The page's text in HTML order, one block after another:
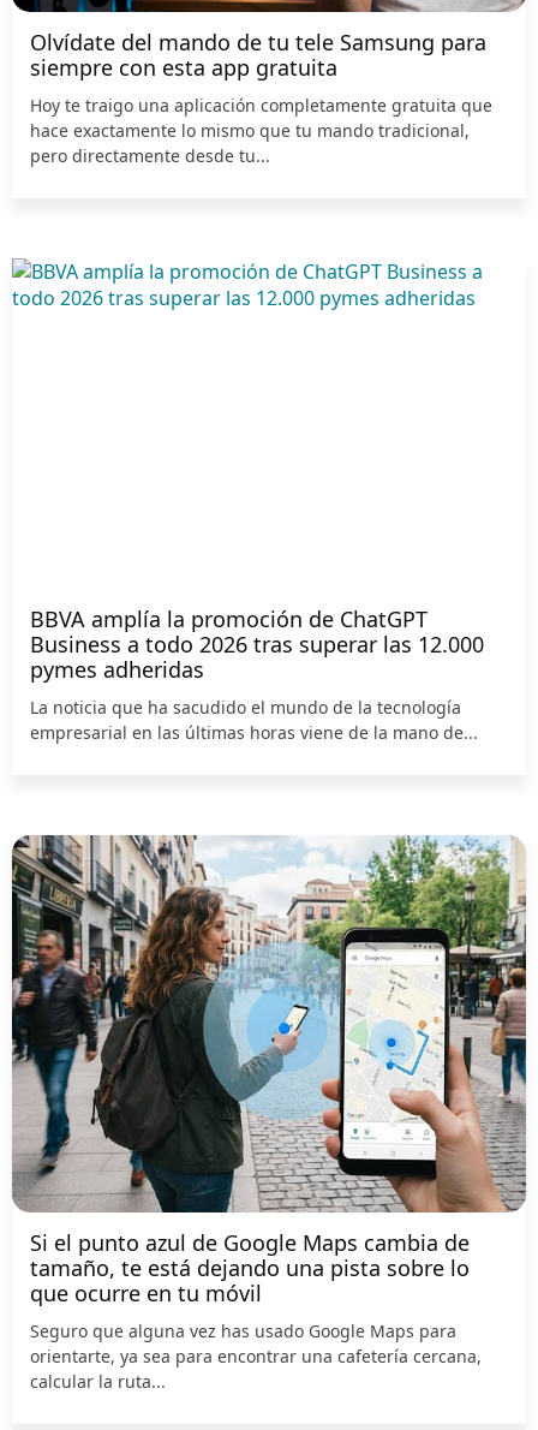
Olvídate del mando de tu tele Samsung para
siempre con esta app gratuita
Hoy te traigo una aplicación completamente gratuita que
hace exactamente lo mismo que tu mando tradicional,
pero directamente desde tu...
BBVA amplía la promoción de ChatGPT
Business a todo 2026 tras superar las 12.000
pymes adheridas
La noticia que ha sacudido el mundo de la tecnología
empresarial en las últimas horas viene de la mano de...
Si el punto azul de Google Maps cambia de
tamaño, te está dejando una pista sobre lo
que ocurre en tu móvil
Seguro que alguna vez has usado Google Maps para
orientarte, ya sea para encontrar una cafetería cercana,
calcular la ruta...